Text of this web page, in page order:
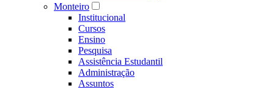
Monteiro
Institucional
Cursos
Ensino
Pesquisa
Assistência Estudantil
Administração
Assuntos